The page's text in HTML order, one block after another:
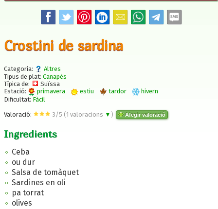
Crostini de sardina
Categoria:
Altres
Tipus de plat: Canapès
Típica de:
Suïssa
Estació:
primavera estiu tardor
hivern
Dificultat: Fàcil
Valoració: 3 /5 (1 valoracions ▼ ) Afegir valoració
Ingredients
Ceba
ou dur
Salsa de tomàquet
Sardines en oli
pa torrat
olives